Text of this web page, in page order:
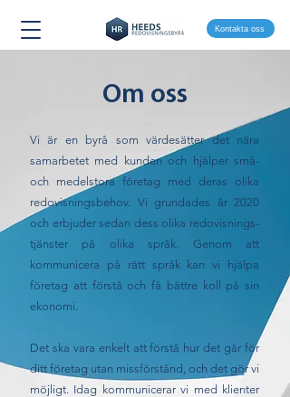
Kontakta oss
Om oss
Vi är en byrå som värdesätter det nära
samarbetet med kunden och hjälper små-
och medelstora företag med deras olika
redovisningsbehov. Vi grundades år 2020
och erbjuder sedan dess olika redovisnings-
tjänster på olika språk. Genom att
kommunicera på rätt språk kan vi hjälpa
företag att förstå och få bättre koll på sin
ekonomi.
Det ska vara enkelt att förstå hur det går för
ditt företag utan missförstånd, och det gör vi
möjligt. Idag kommunicerar vi med klienter